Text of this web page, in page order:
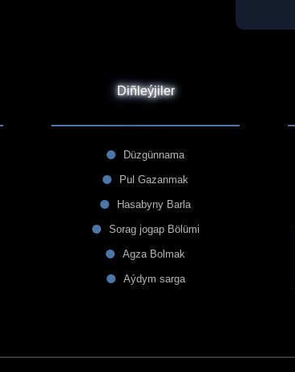
Diñleýjiler
Düzgünnama
Pul Gazanmak
Hasabyny Barla
Sorag jogap Bölümi
Agza Bolmak
Aýdym sarga